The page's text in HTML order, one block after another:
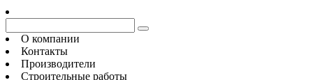
О компании
Контакты
Производители
Строительные работы